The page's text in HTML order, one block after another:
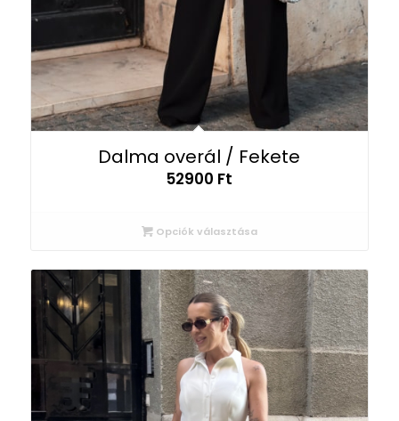
Dalma overál / Fekete
52900 Ft
Opciók választása